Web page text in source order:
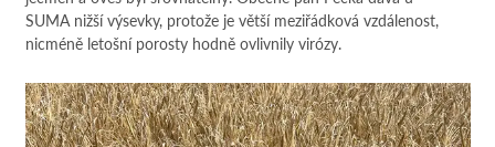
SUMA nižší výsevky, protože je větší meziřádková vzdálenost,
nicméně letošní porosty hodně ovlivnily virózy.